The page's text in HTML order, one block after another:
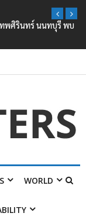
ทพศิรินทร์ นนทบุรี พบ
WORLD